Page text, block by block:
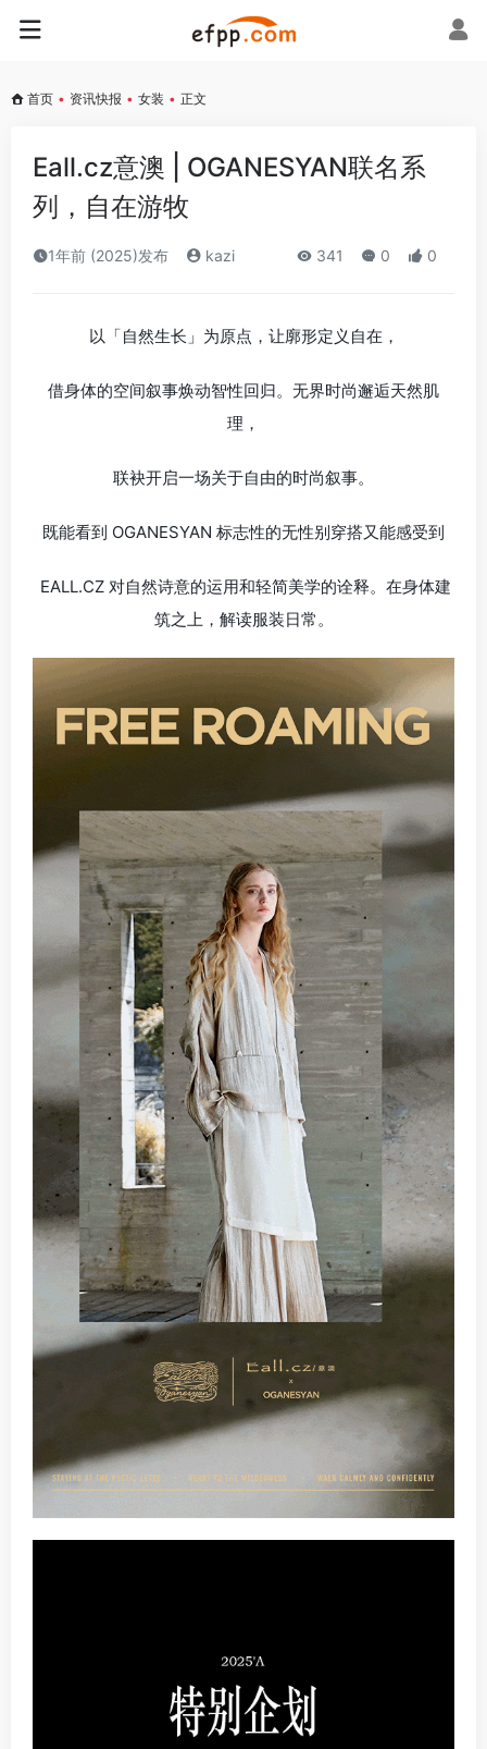
首页 • 资讯快报 • 女装 • 正文
Eall.cz意澳 | OGANESYAN联名系
列，自在游牧
1年前 (2025)发布 kazi 341 0 0
​以「自然生长」为原点，让廓形定义自在，
借身体的空间叙事焕动智性回归。无界时尚邂逅天然肌
理，
联袂开启一场关于自由的时尚叙事。
既能看到 OGANESYAN 标志性的无性别穿搭又能感受到
EALL.CZ 对自然诗意的运用和轻简美学的诠释。在身体建
筑之上，解读服装日常。